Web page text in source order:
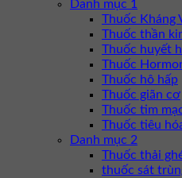
Danh mục 1
Thuốc Kháng
Thuốc thần
Thuốc huyết
Thuốc
Thuốc hô hấp
Thuốc giãn cơ
Thuốc tim
Thuốc tiêu
Danh mục 2
Thuốc thải
thuốc sát